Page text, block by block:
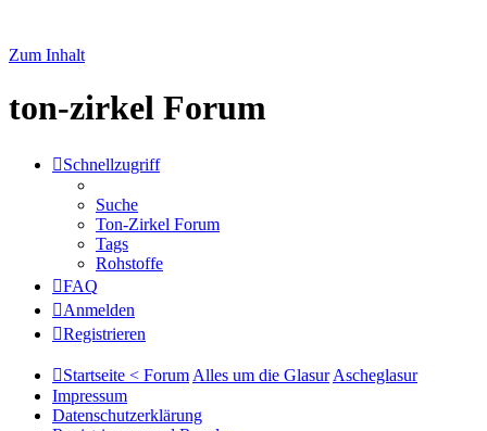
Zum Inhalt
ton-zirkel Forum
Schnellzugriff
Suche
Ton-Zirkel Forum
Tags
Rohstoffe
FAQ
Anmelden
Registrieren
Startseite < Forum Alles um die Glasur Ascheglasur
Impressum
Datenschutzerklärung